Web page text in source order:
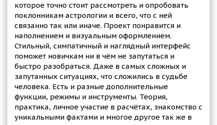
которое точно стоит рассмотреть и опробовать
поклонникам астрологии и всего, что с ней
связанно так или иначе. Проект понравится и
наполнением и визуальным оформлением.
Стильный, симпатичный и наглядный интерфейс
поможет новичкам ни в чём не запутаться и
быстро разобраться. Даже в самых сложных и
запутанных ситуациях, что сложились в судьбе
человека. Есть и разные дополнительные
функции, режимы и инструменты. Теория,
практика, личное участие в расчётах, знакомство с
уникальными фактами и многое другое так же в